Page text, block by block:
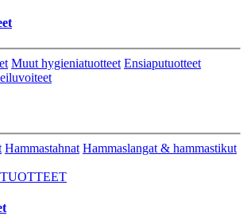
Muut hygieniatuotteet Ensiaputuotteet
Hammastahnat Hammaslangat & hammastikut